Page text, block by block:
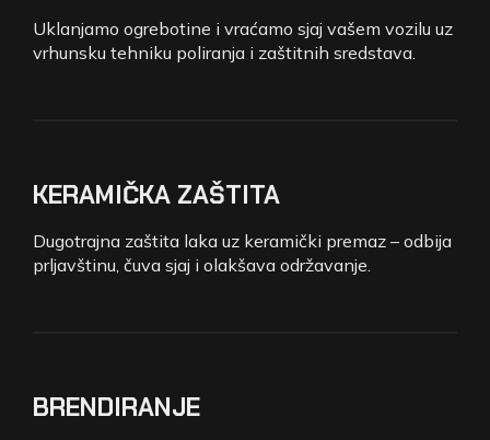
Uklanjamo ogrebotine i vraćamo sjaj vašem vozilu uz
vrhunsku tehniku poliranja i zaštitnih sredstava.
KERAMIČKA ZAŠTITA
Dugotrajna zaštita laka uz keramički premaz – odbija
prljavštinu, čuva sjaj i olakšava održavanje.
BRENDIRANJE